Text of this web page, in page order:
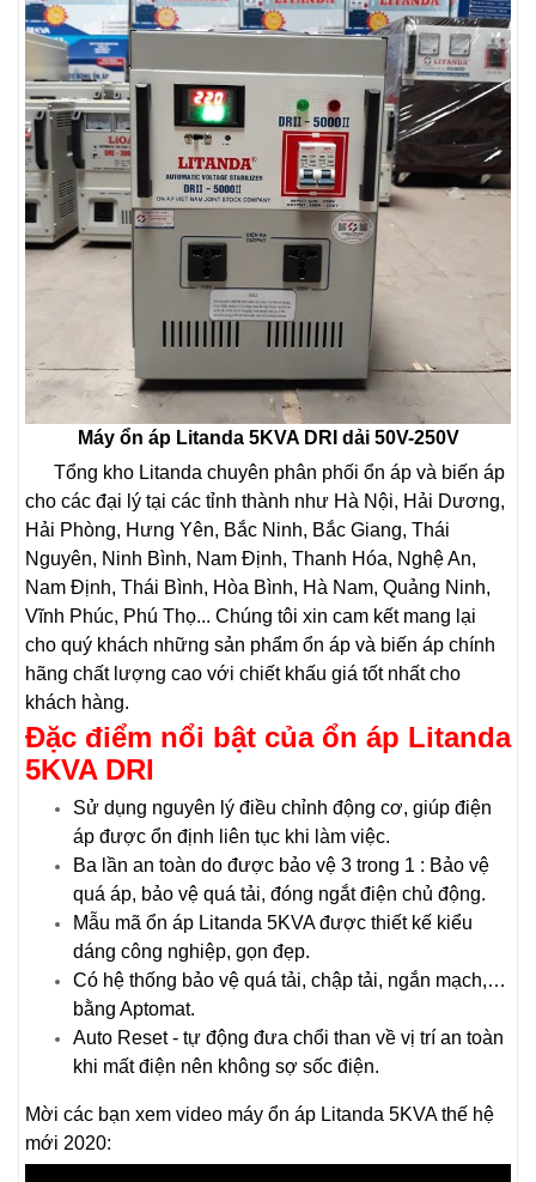
Máy ổn áp Litanda 5KVA DRI dải 50V-250V
Tổng kho Litanda chuyên phân phối ổn áp và biến áp
cho các đại lý tại các tỉnh thành như Hà Nội, Hải Dương,
Hải Phòng, Hưng Yên, Bắc Ninh, Bắc Giang, Thái
Nguyên, Ninh Bình, Nam Định, Thanh Hóa, Nghệ An,
Nam Định, Thái Bình, Hòa Bình, Hà Nam, Quảng Ninh,
Vĩnh Phúc, Phú Thọ... Chúng tôi xin cam kết mang lại
cho quý khách những sản phẩm ổn áp và biến áp chính
hãng chất lượng cao với chiết khấu giá tốt nhất cho
khách hàng.
Đặc điểm nổi bật của ổn áp Litanda
5KVADRI
Sử dụng nguyên lý điều chỉnh động cơ, giúp điện
áp được ổn định liên tục khi làm việc.
Ba lần an toàn do được bảo vệ 3 trong 1 : Bảo vệ
quá áp, bảo vệ quá tải, đóng ngắt điện chủ động.
Mẫu mã ổn áp Litanda 5KVA được thiết kế kiểu
dáng công nghiệp, gọn đẹp.
Có hệ thống bảo vệ quá tải, chập tải, ngắn mạch,…
bằng Aptomat.
Auto Reset - tự động đưa chổi than về vị trí an toàn
khi mất điện nên không sợ sốc điện.
Mời các bạn xem video máy ổn áp Litanda 5KVA thế hệ
mới 2020: